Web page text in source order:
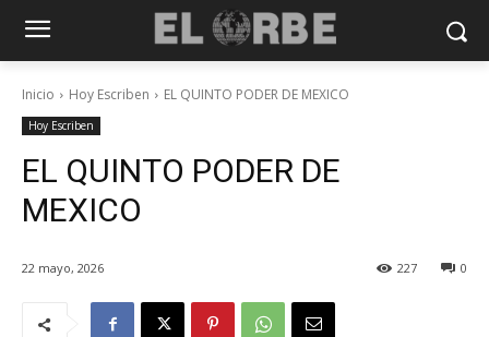
Inicio Hoy Escriben EL QUINTO PODER DE MEXICO
Hoy Escriben
EL QUINTO PODER DE
MEXICO
22 mayo, 2026 0
227